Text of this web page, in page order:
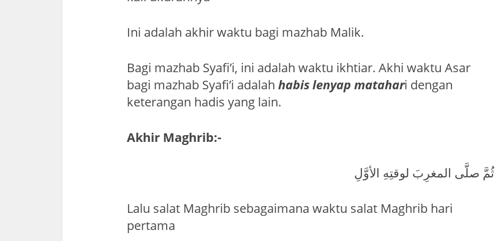
Ini adalah akhir waktu bagi mazhab Malik.
Bagi mazhab Syafi’i, ini adalah waktu ikhtiar. Akhi waktu Asar
bagi mazhab Syafi’i adalah habis lenyap matahari dengan
keterangan hadis yang lain.
Akhir Maghrib:-
ثُمَّ صلَّى المغرِبَ لوقتِهِ الأوَّلِ
Lalu salat Maghrib sebagaimana waktu salat Maghrib hari
pertama